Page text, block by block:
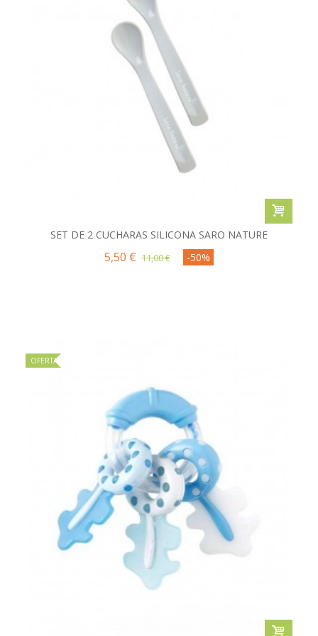
SET DE 2 CUCHARAS SILICONA SARO NATURE
5,50 € 11,00 € -50%
OFERTA